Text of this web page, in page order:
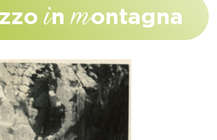
inmontagna